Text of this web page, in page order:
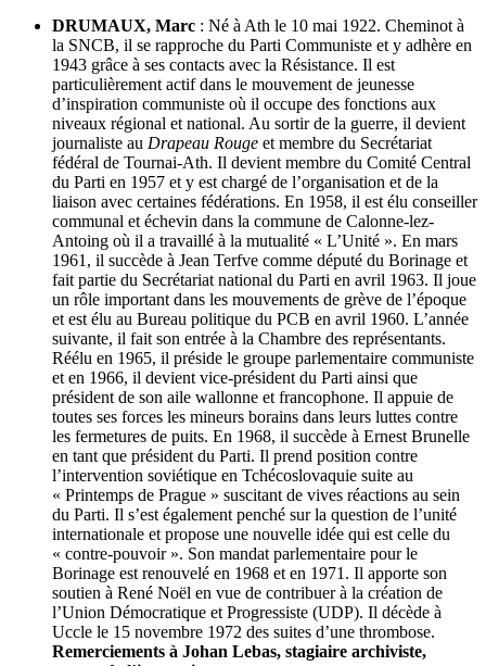
DRUMAUX, Marc : Né à Ath le 10 mai 1922. Cheminot à
la SNCB, il se rapproche du Parti Communiste et y adhère en
1943 grâce à ses contacts avec la Résistance. Il est
particulièrement actif dans le mouvement de jeunesse
d’inspiration communiste où il occupe des fonctions aux
niveaux régional et national. Au sortir de la guerre, il devient
journaliste au Drapeau Rouge et membre du Secrétariat
fédéral de Tournai-Ath. Il devient membre du Comité Central
du Parti en 1957 et y est chargé de l’organisation et de la
liaison avec certaines fédérations. En 1958, il est élu conseiller
communal et échevin dans la commune de Calonne-lez-
Antoing où il a travaillé à la mutualité « L’Unité ». En mars
1961, il succède à Jean Terfve comme député du Borinage et
fait partie du Secrétariat national du Parti en avril 1963. Il joue
un rôle important dans les mouvements de grève de l’époque
et est élu au Bureau politique du PCB en avril 1960. L’année
suivante, il fait son entrée à la Chambre des représentants.
Réélu en 1965, il préside le groupe parlementaire communiste
et en 1966, il devient vice-président du Parti ainsi que
président de son aile wallonne et francophone. Il appuie de
toutes ses forces les mineurs borains dans leurs luttes contre
les fermetures de puits. En 1968, il succède à Ernest Brunelle
en tant que président du Parti. Il prend position contre
l’intervention soviétique en Tchécoslovaquie suite au
« Printemps de Prague » suscitant de vives réactions au sein
du Parti. Il s’est également penché sur la question de l’unité
internationale et propose une nouvelle idée qui est celle du
« contre-pouvoir ». Son mandat parlementaire pour le
Borinage est renouvelé en 1968 et en 1971. Il apporte son
soutien à René Noël en vue de contribuer à la création de
l’Union Démocratique et Progressiste (UDP). Il décède à
Uccle le 15 novembre 1972 des suites d’une thrombose.
Remerciements à Johan Lebas, stagiaire archiviste,